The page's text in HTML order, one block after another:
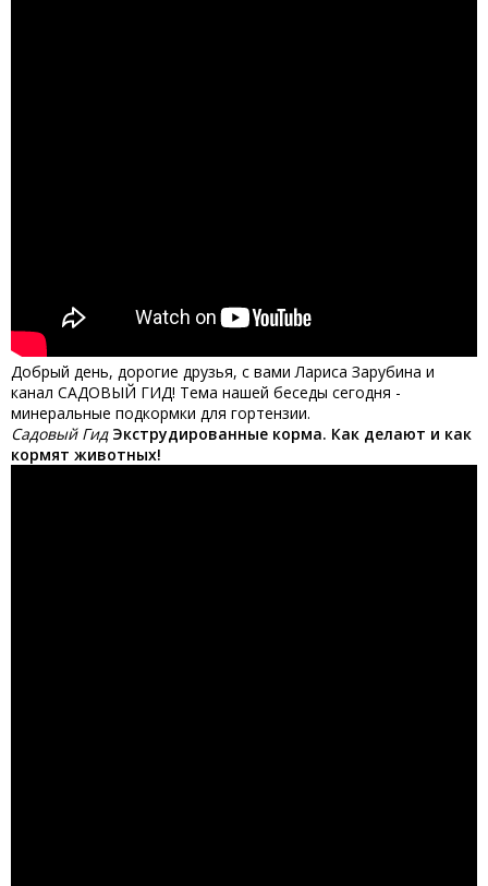
Добрый день, дорогие друзья, с вами Лариса Зарубина и
канал САДОВЫЙ ГИД! Тема нашей беседы сегодня -
минеральные подкормки для гортензии.
Садовый Гид Экструдированные корма. Как делают и как
кормят животных!